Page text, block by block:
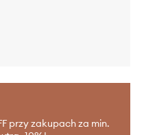
przy zakupach za min.